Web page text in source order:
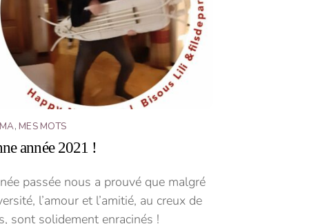
, MES MOTS
année 2021 !
passée nous a prouvé que malgré
l’amour et l’amitié, au creux de
sont solidement enracinés !